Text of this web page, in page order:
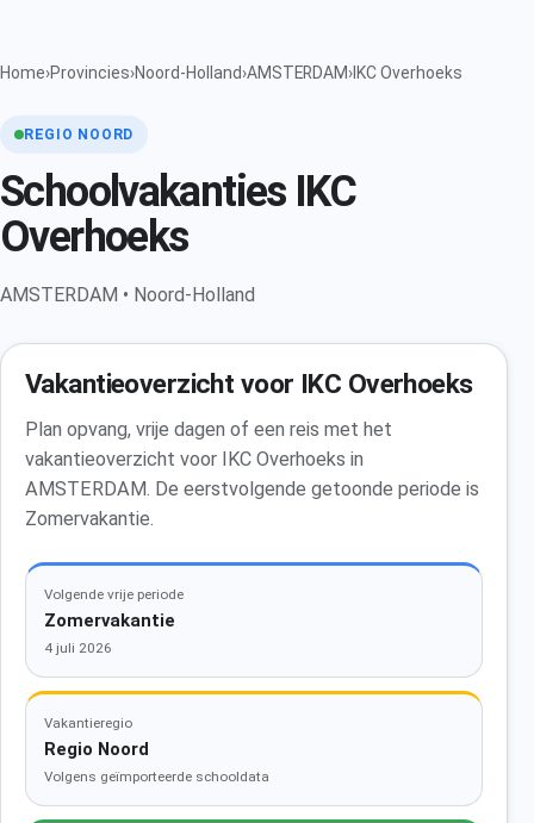
Home›Provincies›Noord-Holland›AMSTERDAM› IKC Overhoeks
REGIO NOORD
Schoolvakanties IKC
Overhoeks
AMSTERDAM • Noord-Holland
Vakantieoverzicht voor IKC Overhoeks
Plan opvang, vrije dagen of een reis met het
vakantieoverzicht voor IKC Overhoeks in
AMSTERDAM. De eerstvolgende getoonde periode is
Zomervakantie.
Volgende vrije periode
Zomervakantie
4 juli 2026
Vakantieregio
Regio Noord
Volgens geïmporteerde schooldata